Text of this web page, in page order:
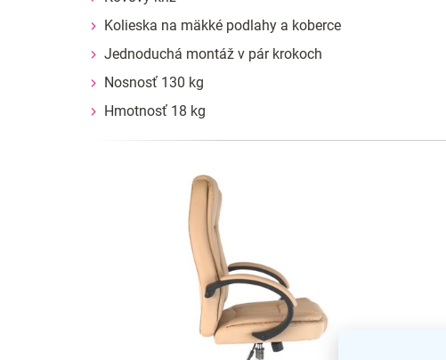
Kolieska na mäkké podlahy a koberce
Jednoduchá montáž v pár krokoch
Nosnosť 130 kg
Hmotnosť 18 kg